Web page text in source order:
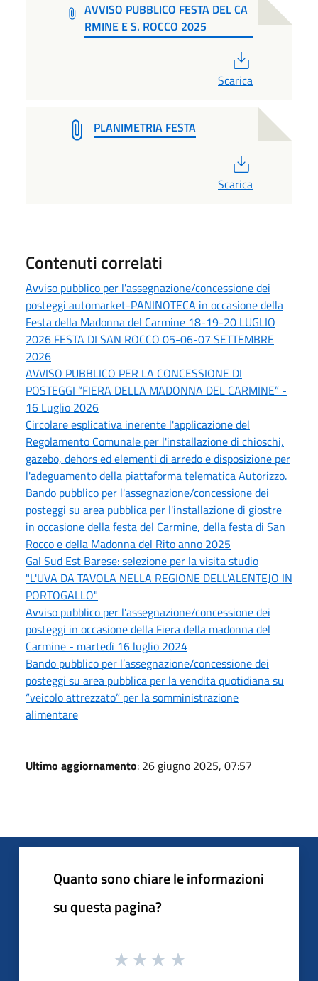
AVVISO PUBBLICO FESTA DEL CA
RMINE E S. ROCCO 2025
Scarica
PLANIMETRIA FESTA
Scarica
Contenuti correlati
Avviso pubblico per l'assegnazione/concessione dei
posteggi automarket-PANINOTECA in occasione della
Festa della Madonna del Carmine 18-19-20 LUGLIO
2026 FESTA DI SAN ROCCO 05-06-07 SETTEMBRE
2026
AVVISO PUBBLICO PER LA CONCESSIONE DI
POSTEGGI “FIERA DELLA MADONNA DEL CARMINE” -
16 Luglio 2026
Circolare esplicativa inerente l'applicazione del
Regolamento Comunale per l'installazione di chioschi,
gazebo, dehors ed elementi di arredo e disposizione per
l'adeguamento della piattaforma telematica Autorizzo.
Bando pubblico per l'assegnazione/concessione dei
posteggi su area pubblica per l'installazione di giostre
in occasione della festa del Carmine, della festa di San
Rocco e della Madonna del Rito anno 2025
Gal Sud Est Barese: selezione per la visita studio
"L'UVA DA TAVOLA NELLA REGIONE DELL'ALENTEJO IN
PORTOGALLO"
Avviso pubblico per l'assegnazione/concessione dei
posteggi in occasione della Fiera della madonna del
Carmine - martedì 16 luglio 2024
Bando pubblico per l’assegnazione/concessione dei
posteggi su area pubblica per la vendita quotidiana su
“veicolo attrezzato” per la somministrazione
alimentare
Ultimo aggiornamento: 26 giugno 2025, 07:57
Quanto sono chiare le informazioni
su questa pagina?